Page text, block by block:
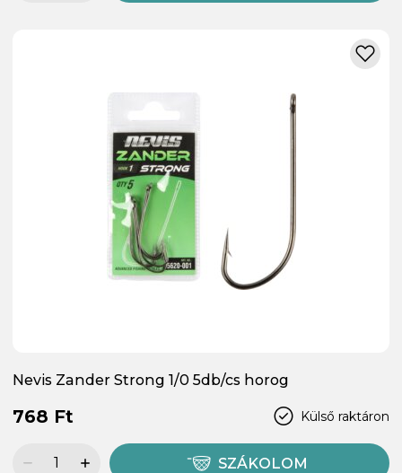
Nevis Zander Strong 1/0 5db/cs horog
Külső raktáron
768 Ft
SZÁKOLOM